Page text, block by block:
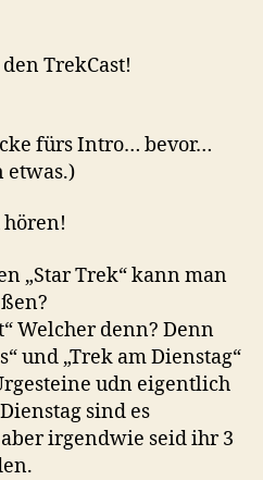
TrekCast!
fürs Intro… bevor…
etwas.)
hören!
„Star Trek“ kann man
Welcher denn? Denn
und „Trek am Dienstag“
udn eigentlich
sind es
irgendwie seid ihr 3